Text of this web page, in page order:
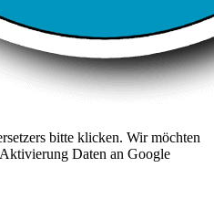
bitte klicken. Wir möchten
Daten an Google